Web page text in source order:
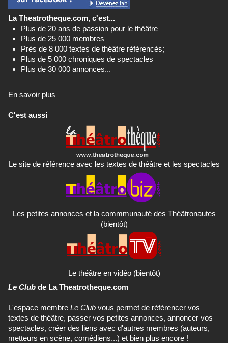
La Theatrotheque.com, c'est...
Plus de 20 ans de passion pour le théâtre
Plus de 25 000 membres
Près de 8 000 textes de théâtre référencés;
Plus de 5 000 chroniques de spectacles
Plus de 30 000 annonces...
En savoir plus
C'est aussi
Le site de référence avec les textes de théâtre et les spectacles
Les petites annonces et la commmunauté des Théâtronautes
(bientôt)
Le théâtre en vidéo (bientôt)
Le Club de La Theatrotheque.com
L'espace membre Le Club vous permet de référencer vos
textes de théâtre, passer vos petites annonces, annoncer vos
spectacles, créer des liens avec d'autres membres (auteurs,
metteurs en scène, comédiens...) et bien plus encore !